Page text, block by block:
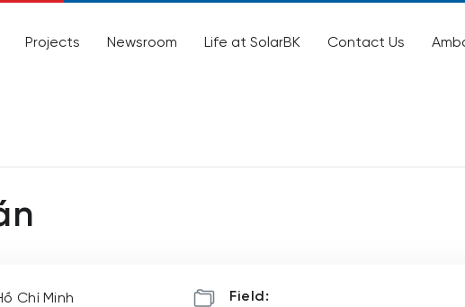
Projects Newsroom Life at SolarBK Contact Us
Chí Minh Field: